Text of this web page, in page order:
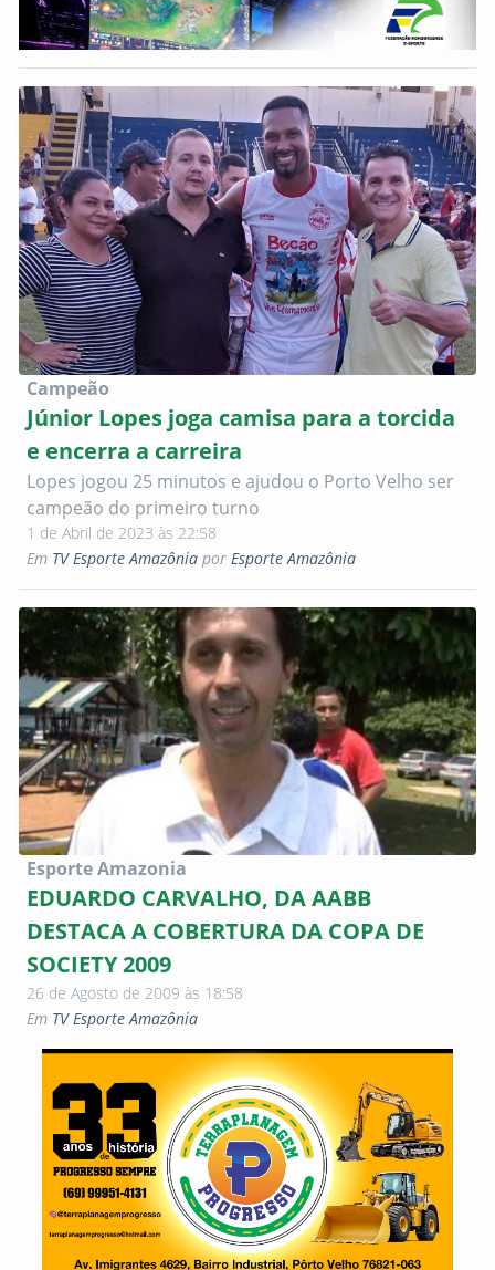
Campeão
Júnior Lopes joga camisa para a torcida
e encerra a carreira
Lopes jogou 25 minutos e ajudou o Porto Velho ser
campeão do primeiro turno
1 de Abril de 2023 às 22:58
Em TV Esporte Amazônia por Esporte Amazônia
Esporte Amazonia
EDUARDO CARVALHO, DA AABB
DESTACA A COBERTURA DA COPA DE
SOCIETY 2009
26 de Agosto de 2009 às 18:58
Em TV Esporte Amazônia